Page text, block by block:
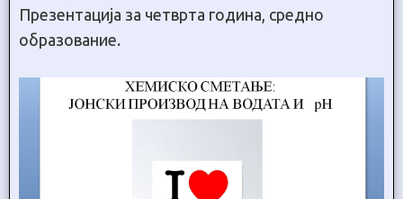
Презентација за четврта година, средно
образование.